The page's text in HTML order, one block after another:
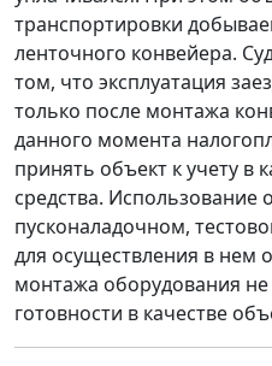
транспортировки
ленточного конвейера.
том, что эксплуатация
только после монтажа
данного момента
принять объект к учету в
средства. Использование
пусконаладочном,
для осуществления в нем
монтажа оборудования не
готовности в качестве